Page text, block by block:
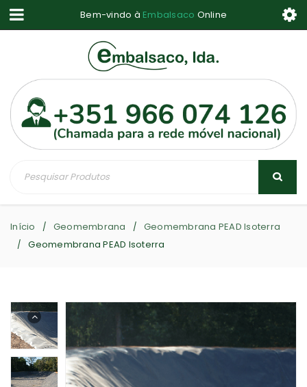
Bem-vindo à Embalsaco Online
Início / Geomembrana / Geomembrana PEAD Isoterra
/ Geomembrana PEAD Isoterra